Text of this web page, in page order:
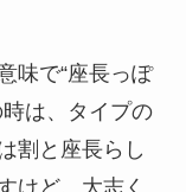
味で“座長っぽ
は、タイプの
割と座長らし